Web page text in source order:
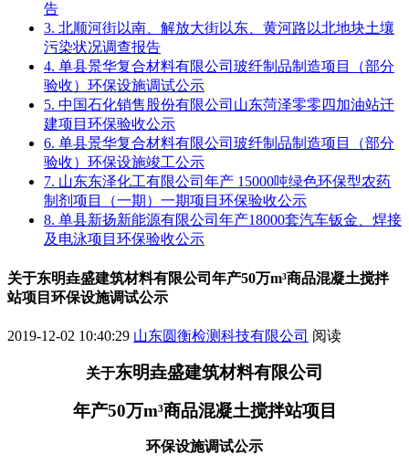
告
3. 北顺河街以南、解放大街以东、黄河路以北地块土壤
污染状况调查报告
4. 单县景华复合材料有限公司玻纤制品制造项目（部分
验收）环保设施调试公示
5. 中国石化销售股份有限公司山东菏泽零零四加油站迁
建项目环保验收公示
6. 单县景华复合材料有限公司玻纤制品制造项目（部分
验收）环保设施竣工公示
7. 山东东泽化工有限公司年产 15000吨绿色环保型农药
制剂项目（一期）一期项目环保验收公示
8. 单县新扬新能源有限公司年产18000套汽车钣金、焊接
及电泳项目环保验收公示
关于东明垚盛建筑材料有限公司年产50万m³商品混凝土搅拌
站项目环保设施调试公示
2019-12-02 10:40:29 山东圆衡检测科技有限公司 阅读
关于东明垚盛建筑材料有限公司
年产50万m³商品混凝土搅拌站项目
环保设施调试公示